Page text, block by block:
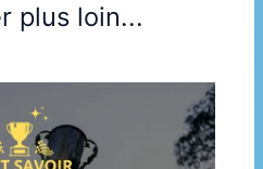
plus loin...